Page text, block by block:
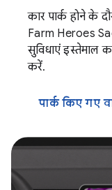
कार पार्क होने के
Farm Heroes
सुविधाएं इस्तेमाल
करें.
पार्क किए गए